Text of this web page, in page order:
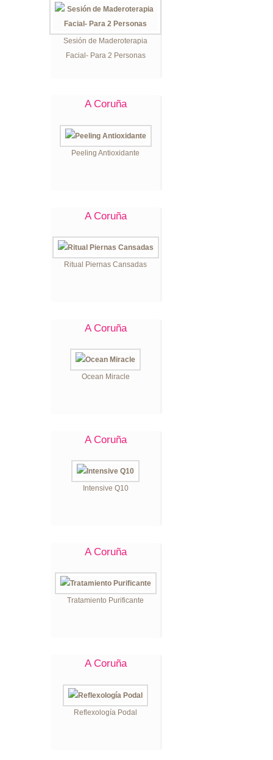
Sesión de Maderoterapia
Facial- Para 2 Personas
A Coruña
Peeling Antioxidante
A Coruña
Ritual Piernas Cansadas
A Coruña
Ocean Miracle
A Coruña
Intensive Q10
A Coruña
Tratamiento Purificante
A Coruña
Reflexología Podal